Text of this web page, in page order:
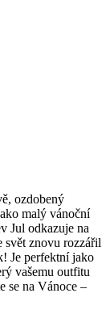
ozdobený
malý vánoční
Jul odkazuje na
svět znovu rozzářil
Je perfektní jako
vašemu outfitu
se na Vánoce –